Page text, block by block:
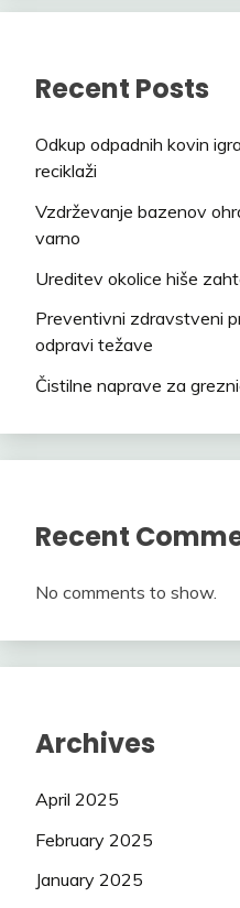
Recent Posts
Odkup odpadnih kovin
reciklaži
Vzdrževanje bazenov
varno
Ureditev okolice hiše
Preventivni zdravstveni
odpravi težave
Čistilne naprave za
Recent
No comments to show.
Archives
April 2025
February 2025
January 2025